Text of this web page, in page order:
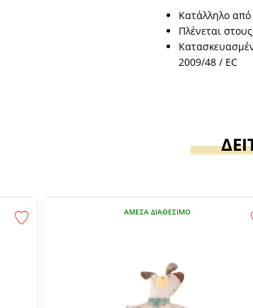
Κατάλληλο
Πλένεται
2009/48 / EC
ΆΜΕΣΑ ΔΙΑΘΈΣΙΜΟ